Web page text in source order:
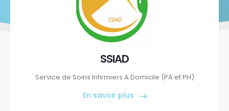
SSIAD
Service de Soins Infirmiers A Domicile (PA et PH)
En savoir plus